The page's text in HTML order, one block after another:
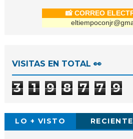
📸 CORREO
VISITAS EN TOTAL 👀
3 1 9 8 7 7 9
LO + VISTO RECIENTE